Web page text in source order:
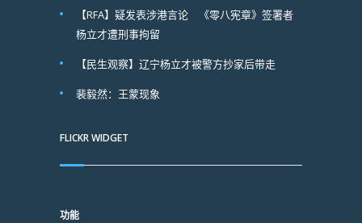
【RFA】疑发表涉港言论 《零八宪章》签署者
杨立才遭刑事拘留
【民生观察】辽宁杨立才被警方抄家后带走
裴毅然：王蒙现象
FLICKR WIDGET
功能